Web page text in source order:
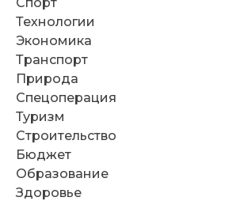
Технологии
Экономика
Транспорт
Природа
Спецоперация
Туризм
Строительство
Бюджет
Образование
Здоровье